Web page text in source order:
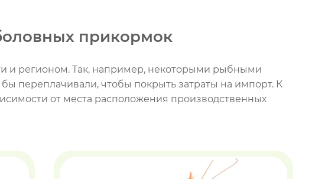
прикормок
и регионом. Так, например, некоторыми рыбными
переплачивали, чтобы покрыть затраты на импорт. К
от места расположения производственных